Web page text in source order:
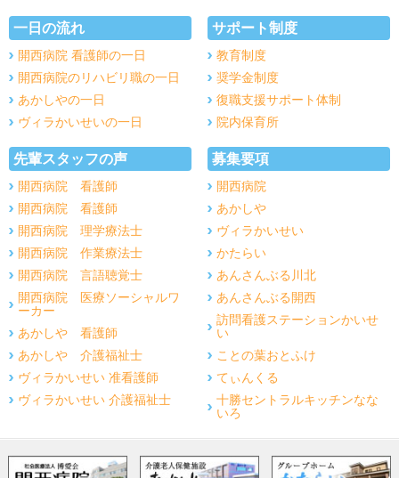
一日の流れ
開西病院 看護師の一日
開西病院のリハビリ職の一日
あかしやの一日
ヴィラかいせいの一日
サポート制度
教育制度
奨学金制度
復職支援サポート体制
院内保育所
先輩スタッフの声
開西病院 看護師
開西病院 看護師
開西病院 理学療法士
開西病院 作業療法士
開西病院 言語聴覚士
開西病院 医療ソーシャルワ
ーカー
あかしや 看護師
あかしや 介護福祉士
ヴィラかいせい 准看護師
ヴィラかいせい 介護福祉士
募集要項
開西病院
あかしや
ヴィラかいせい
かたらい
あんさんぶる川北
あんさんぶる開西
訪問看護ステーションかいせ
い
ことの葉おとふけ
てぃんくる
十勝セントラルキッチンなな
いろ